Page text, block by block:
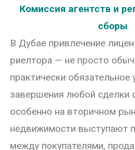
Комиссия агентств и
сборы
В Дубае привлечение
риелтора — не просто
практически обязательное
завершения любой сделки
особенно на вторичном
недвижимости выступают
между покупателями,